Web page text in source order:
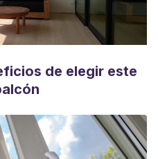
de elegir este